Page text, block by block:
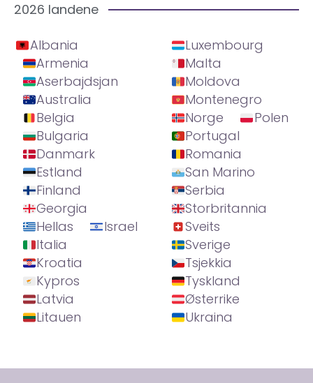
2026 landene
Albania
Armenia
Aserbajdsjan
Australia
Belgia
Bulgaria
Danmark
Estland
Finland
Georgia
Hellas
Israel
Italia
Kroatia
Kypros
Latvia
Litauen
Luxembourg
Malta
Moldova
Montenegro
Norge
Polen
Portugal
Romania
San Marino
Serbia
Storbritannia
Sveits
Sverige
Tsjekkia
Tyskland
Østerrike
Ukraina